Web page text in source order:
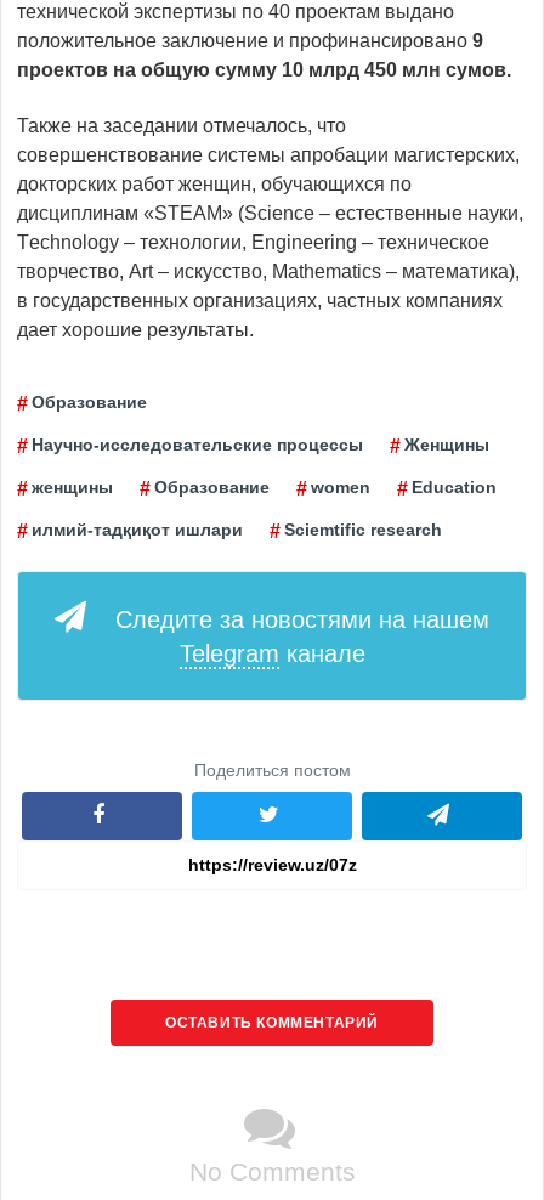
технической экспертизы по 40 проектам выдано
положительное заключение и профинансировано 9
проектов на общую сумму 10 млрд 450 млн сумов.
Также на заседании отмечалось, что
совершенствование системы апробации магистерских,
докторских работ женщин, обучающихся по
дисциплинам «STEAM» (Science – естественные науки,
Тechnology – технологии, Engineering – техническое
творчество, Аrt – искусство, Мathematics – математика),
в государственных организациях, частных компаниях
дает хорошие результаты.
Образование
Научно-исследовательские процессы Женщины
женщины Образование women Education
илмий-тадқиқот ишлари Sciemtific research
Следите за новостями на нашем
Telegram канале
Поделиться постом
ОСТАВИТЬ КОММЕНТАРИЙ
No Comments